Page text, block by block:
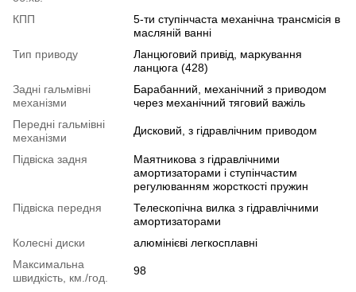
КПП
5-ти ступінчаста механічна трансмісія в
масляній ванні
Тип приводу
Ланцюговий привід, маркування
ланцюга (428)
Задні гальмівні
механізми
Барабанний, механічний з приводом
через механічний тяговий важіль
Передні гальмівні
механізми
Дисковий, з гідравлічним приводом
Підвіска задня
Маятникова з гідравлічними
амортизаторами і ступінчастим
регулюванням жорсткості пружин
Підвіска передня
Телескопічна вилка з гідравлічними
амортизаторами
Колесні диски
алюмінієві легкосплавні
Максимальна
швидкість, км./год.
98